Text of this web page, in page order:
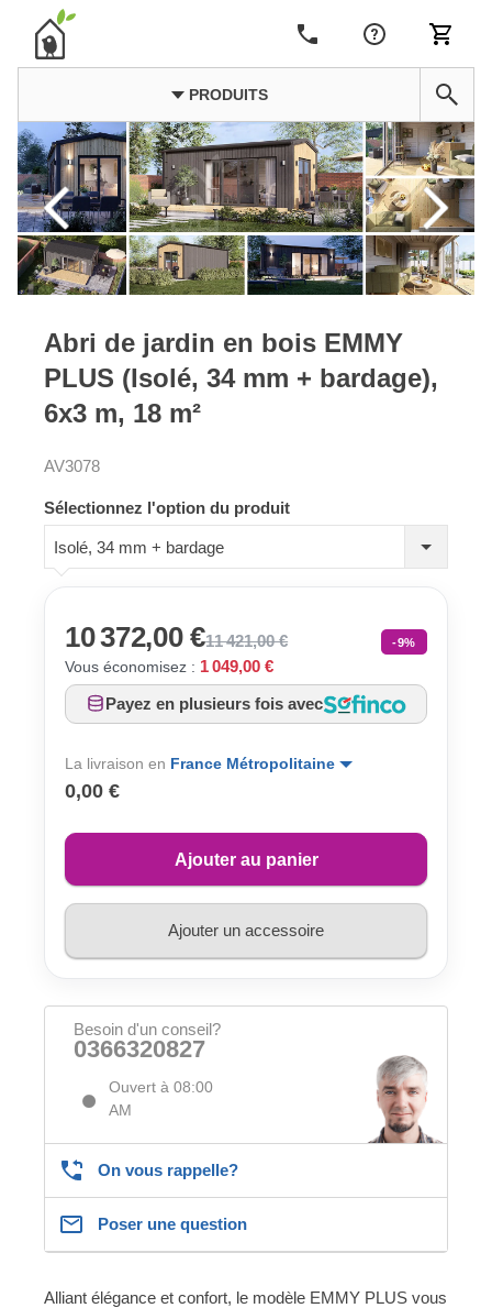
PRODUITS
Abri de jardin en bois EMMY
PLUS (Isolé, 34 mm + bardage),
6x3 m, 18 m²
AV3078
Sélectionnez l'option du produit
Isolé, 34 mm + bardage
10 372,00 €11 421,00 € -9%
Vous économisez : 1 049,00 €
Payez en plusieurs fois avec
La livraison en France Métropolitaine
0,00 €
Ajouter au panier
Ajouter un accessoire
Besoin d'un conseil?
0366320827
Ouvert à 08:00
AM
On vous rappelle?
Poser une question
Alliant élégance et confort, le modèle EMMY PLUS vous